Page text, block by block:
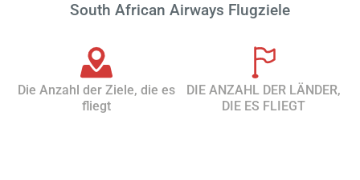
South African Airways Flugziele
Die Anzahl der Ziele, die es
fliegt
DIE ANZAHL DER LÄNDER,
DIE ES FLIEGT